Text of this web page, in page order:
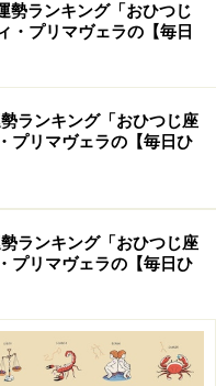
をチェック！
をチェック！
勢ランキング「おひつじ
・プリマヴェラの【毎日
ランキング「おひつじ座
プリマヴェラの【毎日ひ
ランキング「おひつじ座
プリマヴェラの【毎日ひ